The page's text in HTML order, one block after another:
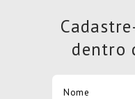
dentro